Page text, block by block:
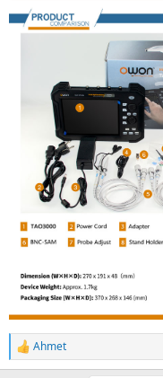
R
e
Ahmet